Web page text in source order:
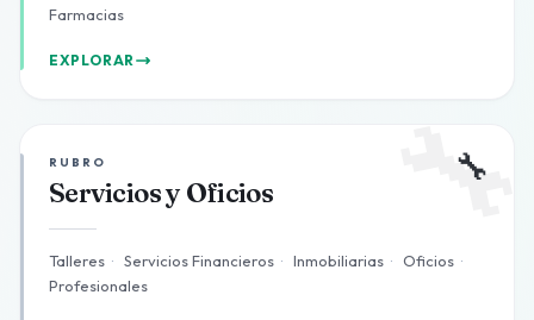
Farmacias
EXPLORAR
🔧
RUBRO
Servicios y Oficios
Talleres · Servicios Financieros · Inmobiliarias · Oficios ·
Profesionales